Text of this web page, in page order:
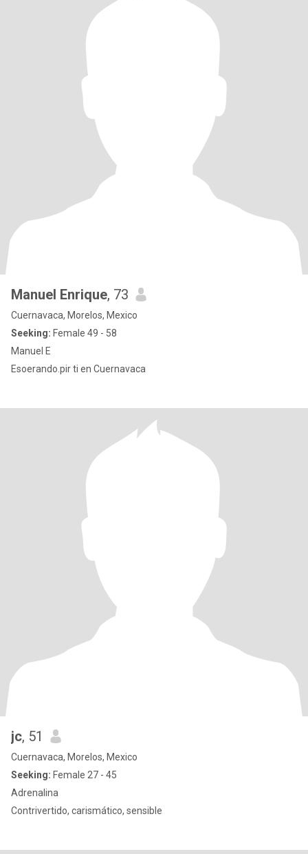
Manuel Enrique, 73
Cuernavaca, Morelos, Mexico
Seeking: Female 49 - 58
Manuel E
Esoerando.pir ti en Cuernavaca
jc, 51
Cuernavaca, Morelos, Mexico
Seeking: Female 27 - 45
Adrenalina
Contrivertido, carismático, sensible